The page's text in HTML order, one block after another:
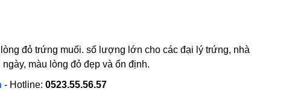
đỏ trứng muối. số lượng lớn cho các đại lý trứng, nhà
màu lòng đỏ đẹp và ổn định.
- Hotline: 0523.55.56.57